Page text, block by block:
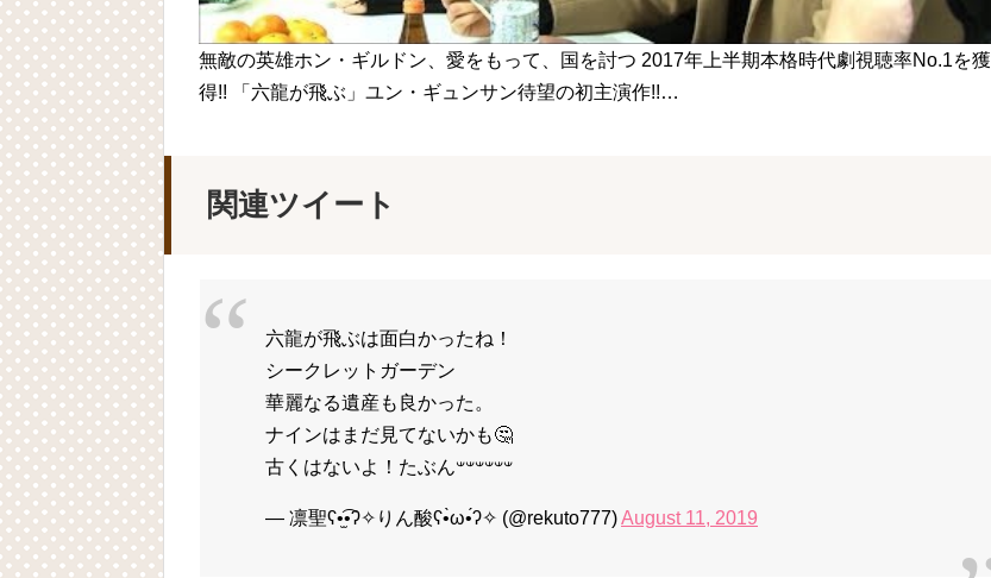
無敵の英雄ホン・ギルドン、愛をもって、国を討つ 2017年上半期本格時代劇視聴率No.1を獲
得!! 「六龍が飛ぶ」ユン・ギュンサン待望の初主演作!!…
関連ツイート
六龍が飛ぶは面白かったね！
シークレットガーデン
華麗なる遺産も良かった。
ナインはまだ見てないかも🤔
古くはないよ！たぶん𐤔𐤔𐤔𐤔𐤔𐤔
— 凛聖ʕ•̫͡•ʔ✧りん酸ʕ•̀ω•́ʔ✧ (@rekuto777)August 11, 2019